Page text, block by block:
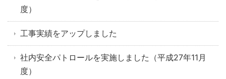
度）
工事実績をアップしました
社内安全パトロールを実施しました（平成27年11月
度）